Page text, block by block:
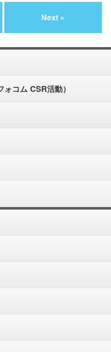
Next »
コム CSR活動）